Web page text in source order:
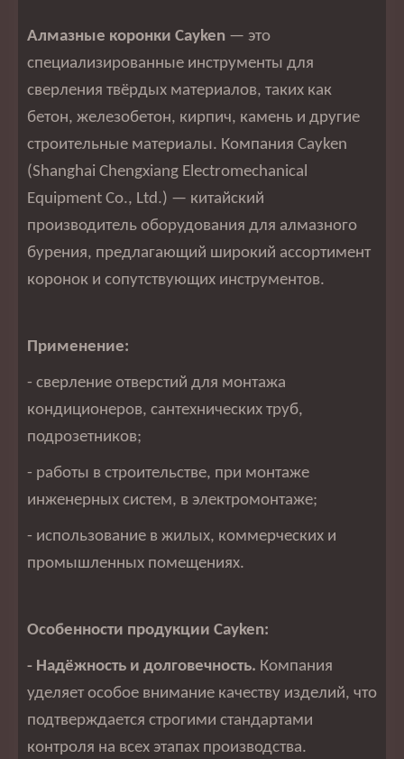
Алмазные коронки Cayken — это
специализированные инструменты для
сверления твёрдых материалов, таких как
бетон, железобетон, кирпич, камень и другие
строительные материалы. Компания Cayken
(Shanghai Chengxiang Electromechanical
Equipment Co., Ltd.) — китайский
производитель оборудования для алмазного
бурения, предлагающий широкий ассортимент
коронок и сопутствующих инструментов.
Применение:
- сверление отверстий для монтажа
кондиционеров, сантехнических труб,
подрозетников;
- работы в строительстве, при монтаже
инженерных систем, в электромонтаже;
- использование в жилых, коммерческих и
промышленных помещениях.
Особенности продукции Cayken:
- Надёжность и долговечность. Компания
уделяет особое внимание качеству изделий, что
подтверждается строгими стандартами
контроля на всех этапах производства.